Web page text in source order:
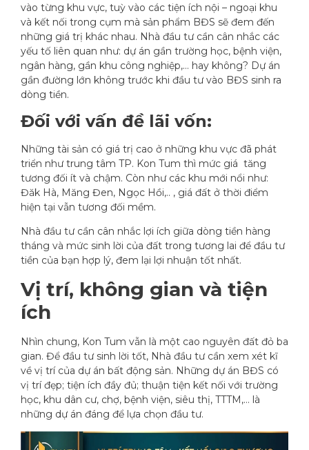
vào từng khu vực, tuỳ vào các tiện ích nội – ngoại khu
và kết nối trong cụm mà sản phẩm BĐS sẽ đem đến
những giá trị khác nhau. Nhà đầu tư cần cân nhắc các
yếu tố liên quan như: dự án gần trường học, bệnh viện,
ngân hàng, gần khu công nghiệp,… hay không? Dự án
gần đường lớn không trước khi đầu tư vào BĐS sinh ra
dòng tiền.
Đối với vấn đề lãi vốn:
Những tài sản có giá trị cao ở những khu vực đã phát
triển như trung tâm TP. Kon Tum thì mức giá tăng
tương đối ít và chậm. Còn như các khu mới nổi như:
Đăk Hà, Măng Đen, Ngọc Hồi,.. , giá đất ở thời điểm
hiện tại vẫn tương đối mềm.
Nhà đầu tư cần cân nhắc lợi ích giữa dòng tiền hàng
tháng và mức sinh lời của đất trong tương lai để đầu tư
tiền của bạn hợp lý, đem lại lợi nhuận tốt nhất.
Vị trí, không gian và tiện
ích
Nhìn chung, Kon Tum vẫn là một cao nguyên đất đỏ ba
gian. Để đầu tư sinh lời tốt, Nhà đầu tư cần xem xét kĩ
về vị trí của dự án bất động sản. Những dự án BĐS có
vị trí đẹp; tiện ích đầy đủ; thuận tiện kết nối với trường
học, khu dân cư, chợ, bệnh viện, siêu thị, TTTM,… là
những dự án đáng để lựa chọn đầu tư.